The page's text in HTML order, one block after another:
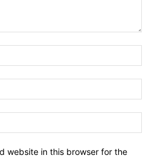
website in this browser for the